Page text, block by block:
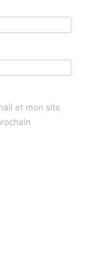
et mon site